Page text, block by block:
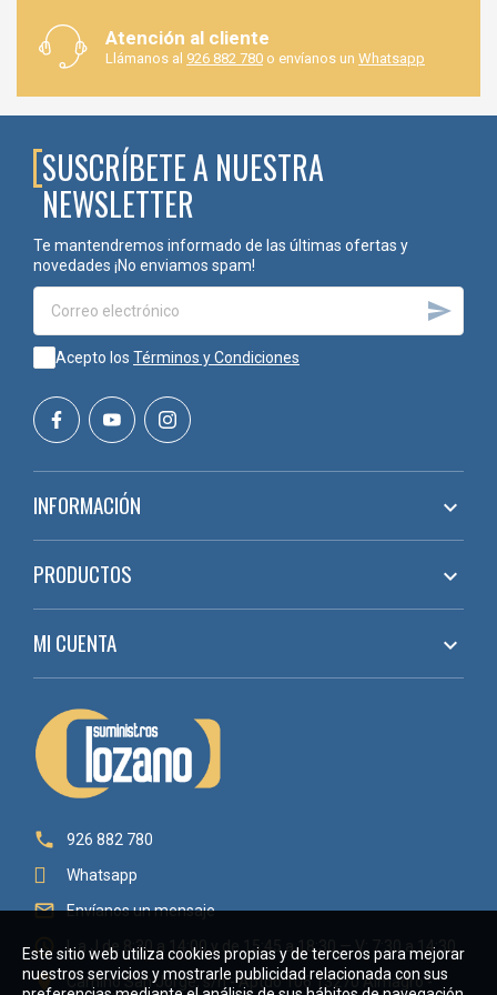
SUMINISTROS LOZANO?
Suministros Lozano llevamos más de
equipos y recambios originales Samespara la aplicación
más adecuado según el tipo de instalación, la presión de trabajo y
el producto aplicado.
Código
K050450604
K050450605
K050450606
Atención al cliente
Llámanos al 926 882 780 o envíanos un Whatsapp
SUSCRÍBETE A NUESTRA
NEWSLETTER
Te mantendremos informado de las últimas ofertas y
novedades ¡No enviamos spam!

Acepto los Términos y Condiciones
INFORMACIÓN 
PRODUCTOS 
MI CUENTA 

926 882 780
Whatsapp
 Envíanos un mensaje
 L a J de 8:30 a 14:00 y de 15:45 a 18:30 — V: 7:30 a 14:30

Camino San Jorge, s/n - Aptdo 106 13270 Almagro -
Este sitio web utiliza cookies propias y de terceros para mejorar
nuestros servicios y mostrarle publicidad relacionada con sus